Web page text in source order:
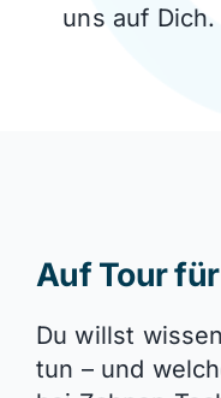
uns auf Dich.
Auf Tour
Du willst
tun – und